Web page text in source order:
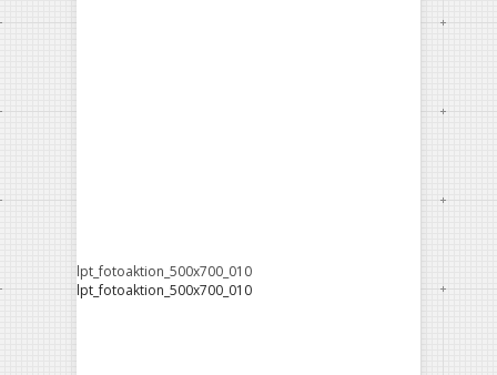
lpt_fotoaktion_500x700_010
lpt_fotoaktion_500x700_010